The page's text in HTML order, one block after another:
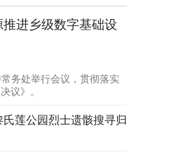
进乡级数字基础设
务处举行会议，贯彻落实
议》。
莲公园烈士遗骸搜寻归